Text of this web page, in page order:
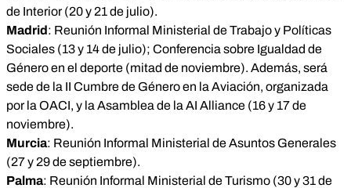
de Interior (20 y 21 de julio).
Madrid: Reunión Informal Ministerial de Trabajo y Políticas
Sociales (13 y 14 de julio); Conferencia sobre Igualdad de
Género en el deporte (mitad de noviembre). Además, será
sede de la II Cumbre de Género en la Aviación, organizada
por la OACI, y la Asamblea de la AI Alliance (16 y 17 de
noviembre).
Murcia: Reunión Informal Ministerial de Asuntos Generales
(27 y 29 de septiembre).
Palma: Reunión Informal Ministerial de Turismo (30 y 31 de